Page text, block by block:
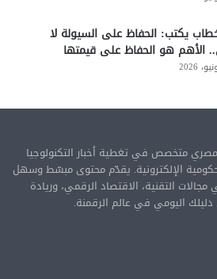
يكتب: الحفاظ على السيولة لا
الأهم هو الحفاظ على قيمتها
متخصص في تغطية أخبار التكنولوجيا
الإلكترونية. يقدّم محتوى مبسّط وسهل
التقنية، الاقتصاد الرقمي، وريادة
دليلك اليومي في عالم الرقمنة.